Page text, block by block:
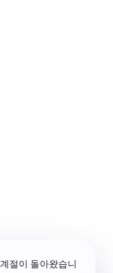
절이 돌아왔습니